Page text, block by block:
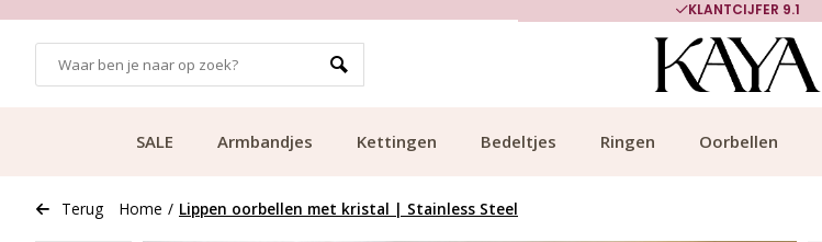
KLANTCIJFER 9.1
SALE Armbandjes Kettingen Bedeltjes Ringen Oorbellen
Terug Home / Lippen oorbellen met kristal | Stainless Steel